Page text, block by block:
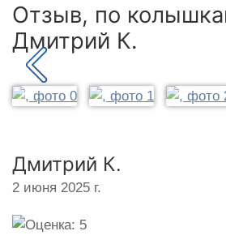
Отзыв, по
Дмитрий К.
Дмитрий К.
2 июня 2025 г.